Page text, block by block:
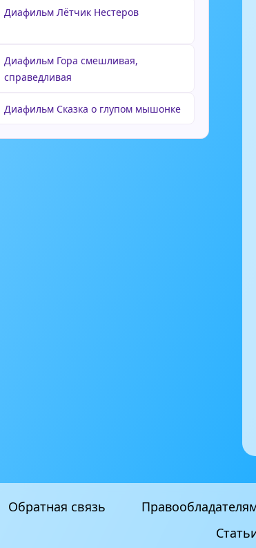
Диафильм Лётчик Нестеров
Диафильм Гора смешливая,
справедливая
Диафильм Сказка о глупом мышонке
Обратная связь